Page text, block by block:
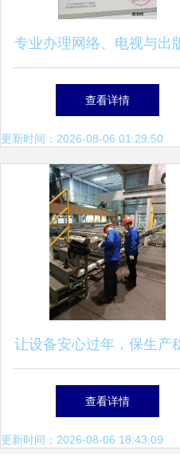
专业办理网络、电视与出
经营许可指南 高效获取行
准入资质
查看详情
更新时间：2026-08-06 01:29:50
让设备安心过年，保生产
运行 广播电视节目制作经
的春节安全运维指南
查看详情
更新时间：2026-08-06 18:43:09